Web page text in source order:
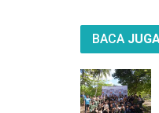
BACA